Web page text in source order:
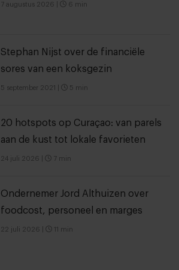
7 augustus 2026 6 min
Stephan Nijst over de financiële
sores van een koksgezin
5 september 2021 5 min
20 hotspots op Curaçao: van parels
aan de kust tot lokale favorieten
24 juli 2026 7 min
Ondernemer Jord Althuizen over
foodcost, personeel en marges
22 juli 2026 11 min